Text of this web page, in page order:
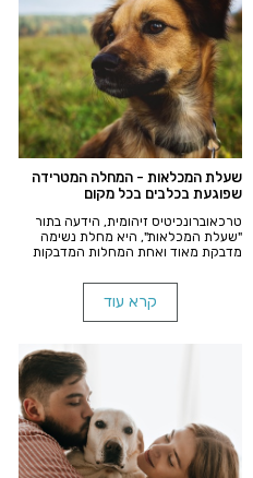
שעלת המכלאות - המחלה המטרידה
שפוגעת בכלבים בכל מקום
טרכאוברונכיטיס זיהומית, הידעה בתור
"שעלת המכלאות", היא מחלת נשימה
מדבקת מאוד ואחת המחלות המדבקות
חושבים בטעות שכלביהם לא ידבק
במחלה מחוץ למכלאה. האמת היא
שהכלב שלך יכול להידבק במחלה
קרא עוד